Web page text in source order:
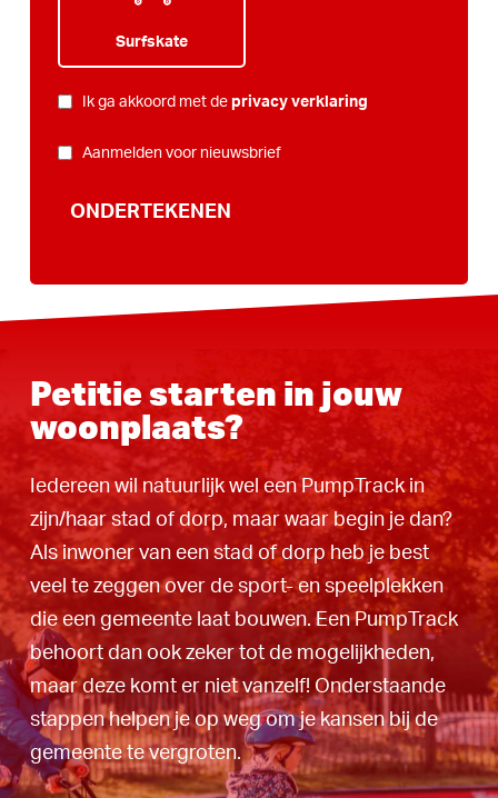
Surfskate
PRIVACY*
Ik ga akkoord met de privacy verklaring
NIEUWSBRIEF
Aanmelden voor nieuwsbrief
ONDERTEKENEN
Petitie starten in jouw
woonplaats?
Iedereen wil natuurlijk wel een PumpTrack in
zijn/haar stad of dorp, maar waar begin je dan?
Als inwoner van een stad of dorp heb je best
veel te zeggen over de sport- en speelplekken
die een gemeente laat bouwen. Een PumpTrack
behoort dan ook zeker tot de mogelijkheden,
maar deze komt er niet vanzelf! Onderstaande
stappen helpen je op weg om je kansen bij de
gemeente te vergroten.